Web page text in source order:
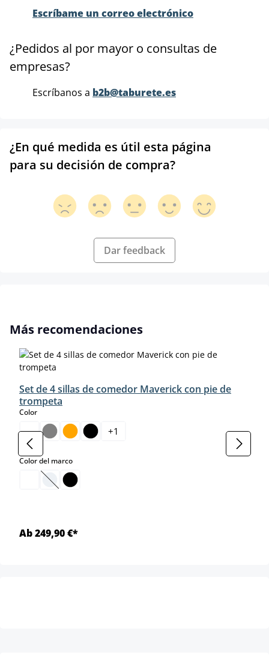
Escríbame un correo electrónico
¿Pedidos al por mayor o consultas de
empresas?
Escríbanos a b2b@taburete.es
¿En qué medida es útil esta página
para su decisión de compra?
Dar feedback
Omitir la galería de productos
Más recomendaciones
Set de 4 sillas de comedor Maverick con pie de
trompeta
Colorselect
+1
Color del marcoselect
(Esta opción no está disponible en este momento.)
Ab 249,90 €*